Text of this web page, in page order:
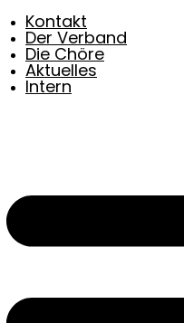
Kontakt
Der Verband
Die Chöre
Aktuelles
Intern